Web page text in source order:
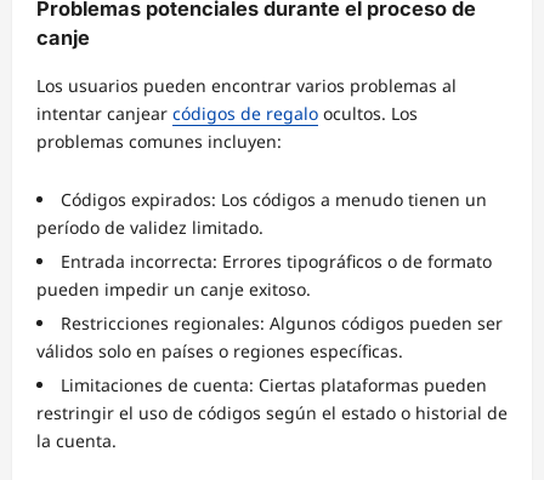
Problemas potenciales durante el proceso de
canje
Los usuarios pueden encontrar varios problemas al
intentar canjear códigos de regalo ocultos. Los
problemas comunes incluyen:
Códigos expirados: Los códigos a menudo tienen un
período de validez limitado.
Entrada incorrecta: Errores tipográficos o de formato
pueden impedir un canje exitoso.
Restricciones regionales: Algunos códigos pueden ser
válidos solo en países o regiones específicas.
Limitaciones de cuenta: Ciertas plataformas pueden
restringir el uso de códigos según el estado o historial de
la cuenta.